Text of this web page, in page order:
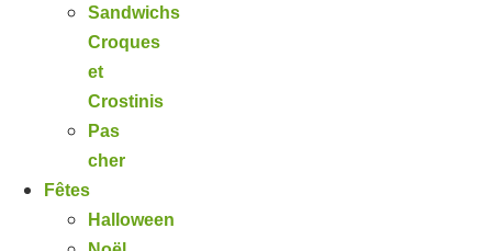
Sandwichs
Croques
et
Crostinis
Pas
cher
Fêtes
Halloween